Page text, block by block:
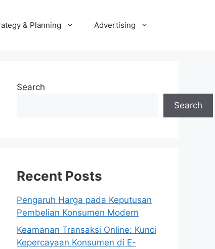
& Planning Advertising
Search
Search
Recent Posts
Pengaruh Harga pada Keputusan
Pembelian Konsumen Modern
Keamanan Transaksi Online: Kunci
Kepercayaan Konsumen di E-